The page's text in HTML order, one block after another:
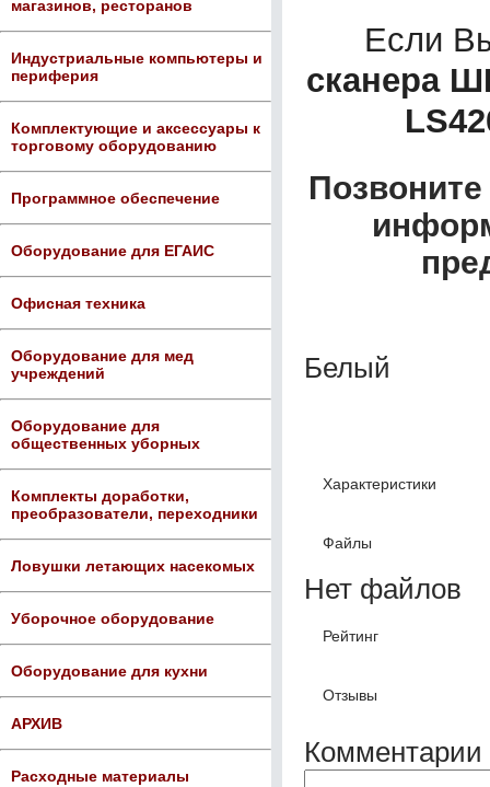
магазинов, ресторанов
Индустриальные компьютеры и
периферия
Комплектующие и аксессуары к
торговому оборудованию
Программное обеспечение
Оборудование для ЕГАИС
Офисная техника
Оборудование для мед
учреждений
Оборудование для
общественных уборных
Комплекты доработки,
преобразователи, переходники
Ловушки летающих насекомых
Уборочное оборудование
Оборудование для кухни
АРХИВ
Расходные материалы
Если
сканера
Белый
Характеристики
Файлы
Нет файлов
Рейтинг
Отзывы
Комментарии